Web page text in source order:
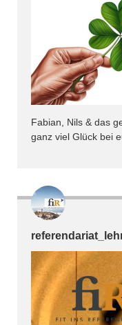
Fabian, Nils & das
ganz viel Glück bei